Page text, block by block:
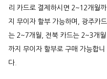
리 카드로 결제하시면 2~12개월까
지 무이자 할부 가능하며, 광주카드
는 2~7개월, 전북 카드는 2~3개월
까지 무이자 할부로 구매 가능합니
다.